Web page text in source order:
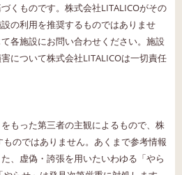
くものです。株式会社LITALICOがその
の利用を推奨するものではありませ
各施設にお問い合わせください。施設
について株式会社LITALICOは一切責任
もった第三者の主観によるもので、株
のではありません。あくまで参考情報
、虚偽・誇張を用いたいわゆる「やら